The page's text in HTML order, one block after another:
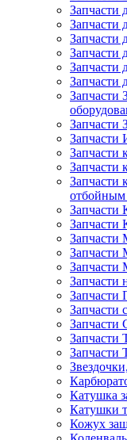
Запчасти
Запчасти
Запчасти
Запчасти
Запчасти
Запчасти
Запчасти
Запчасти
Запчасти
Запчасти
Запчасти
отбойным
Запчасти
Запчасти
Запчасти
Запчасти
Запчасти
Запчасти
Запчасти
Запчасти
Катушка
Катушки
Кожух